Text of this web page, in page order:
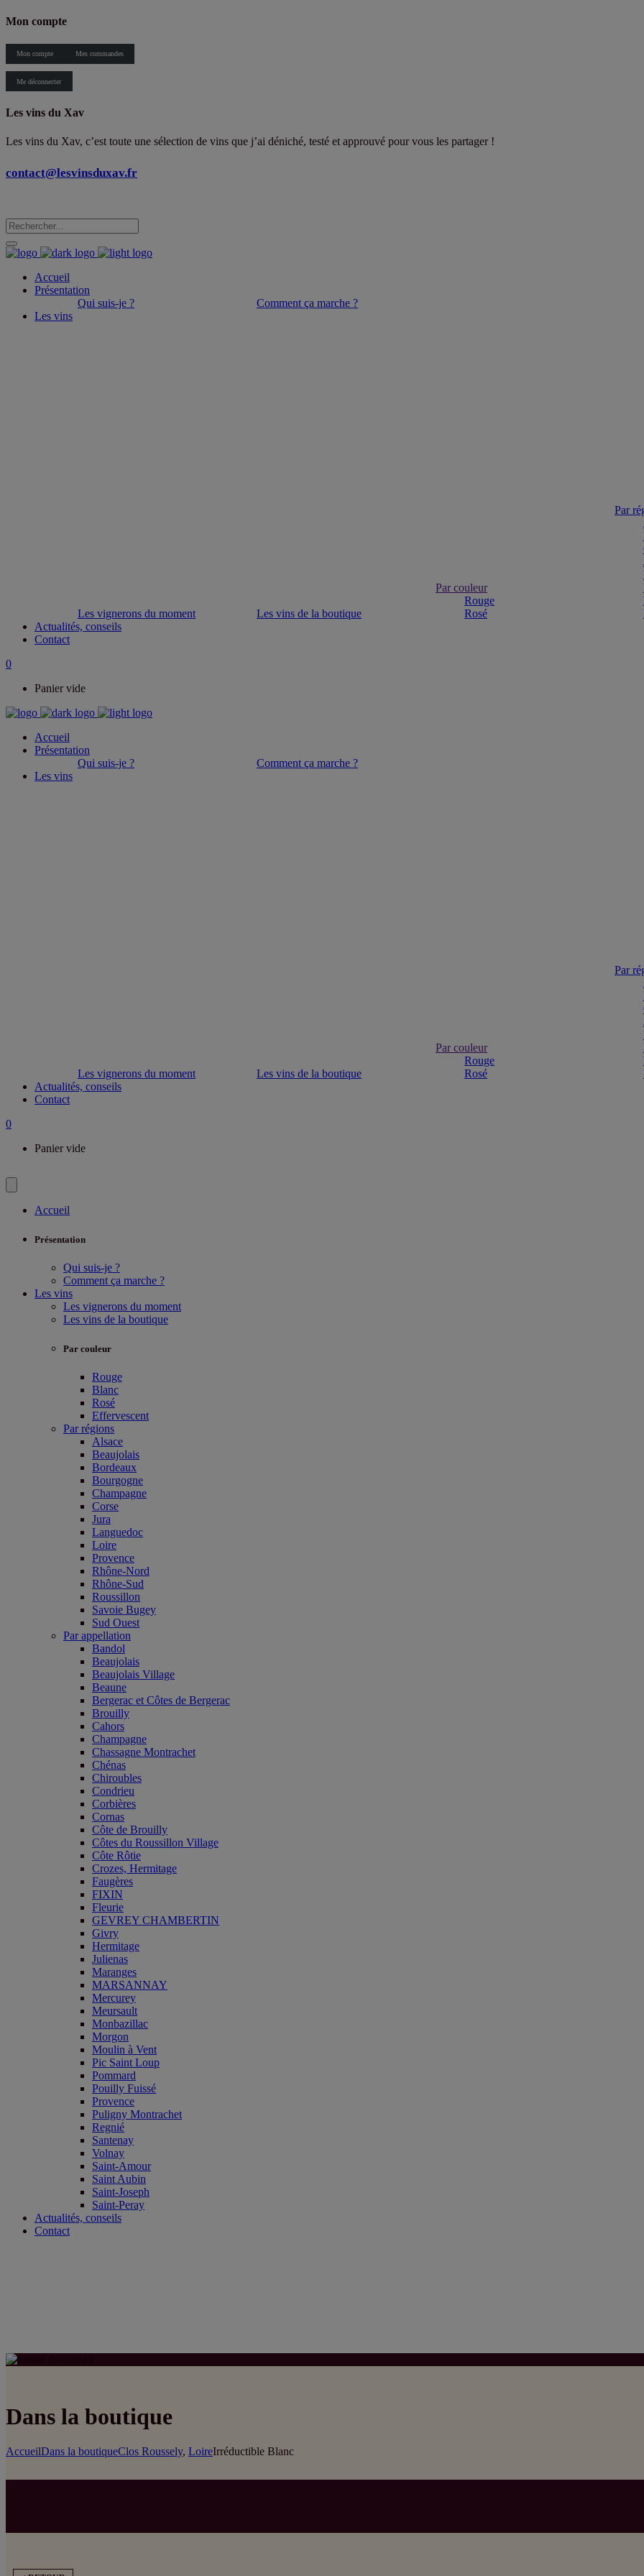
Mon compte
Mon compte Mes commandes
Me déconnecter
Les vins du Xav
Les vins du Xav, c’est toute une sélection de vins que j’ai déniché, testé et approuvé pour vous les partager !
contact@lesvinsduxav.fr
Accueil
Présentation
Qui suis-je ?
Comment ça marche ?
Les vins
Les vignerons du moment Les vins de la boutique
Par couleur
Rouge
Rosé
Par
Actualités, conseils
Contact
0
Panier vide
Accueil
Présentation
Qui suis-je ?
Comment ça marche ?
Les vins
Les vignerons du moment Les vins de la boutique
Par couleur
Rouge
Rosé
Par
Actualités, conseils
Contact
0
Panier vide
Accueil
Présentation
Qui suis-je ?
Comment ça marche ?
Les vins
Les vignerons du moment
Les vins de la boutique
Par couleur
Rouge
Blanc
Rosé
Effervescent
Par régions
Alsace
Beaujolais
Bordeaux
Bourgogne
Champagne
Corse
Jura
Languedoc
Loire
Provence
Rhône-Nord
Rhône-Sud
Roussillon
Savoie Bugey
Sud Ouest
Par appellation
Bandol
Beaujolais
Beaujolais Village
Beaune
Bergerac et Côtes de Bergerac
Brouilly
Cahors
Champagne
Chassagne Montrachet
Chénas
Chiroubles
Condrieu
Corbières
Cornas
Côte de Brouilly
Côtes du Roussillon Village
Côte Rôtie
Crozes, Hermitage
Faugères
FIXIN
Fleurie
GEVREY CHAMBERTIN
Givry
Hermitage
Julienas
Maranges
MARSANNAY
Mercurey
Meursault
Monbazillac
Morgon
Moulin à Vent
Pic Saint Loup
Pommard
Pouilly Fuissé
Provence
Puligny Montrachet
Regnié
Santenay
Volnay
Saint-Amour
Saint Aubin
Saint-Joseph
Saint-Peray
Actualités, conseils
Contact
Dans la boutique
AccueilDans la boutiqueClos Roussely, LoireIrréductible Blanc